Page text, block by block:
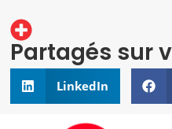
Partagés sur
LinkedIn